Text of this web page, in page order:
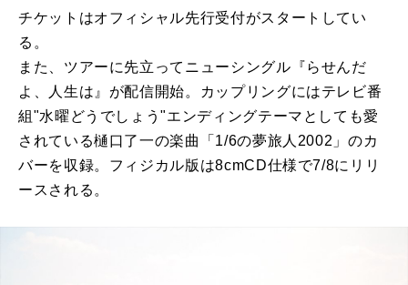
チケットはオフィシャル先行受付がスタートしてい
る。
また、ツアーに先立ってニューシングル『らせんだ
よ、人生は』が配信開始。カップリングにはテレビ番
組"水曜どうでしょう"エンディングテーマとしても愛
されている樋口了一の楽曲「1/6の夢旅人2002」のカ
バーを収録。フィジカル版は8cmCD仕様で7/8にリリ
ースされる。